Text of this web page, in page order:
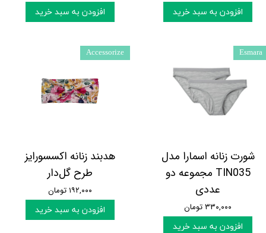
افزودن به سبد خرید افزودن به سبد خرید
شورت زنانه اسمارا مدل
TIN035 مجموعه دو
عددی
۳۳۰,۰۰۰ تومان
افزودن به سبد خرید
Esmara
هدبند زنانه اکسسورایز
طرح گل‌دار
۱۹۲,۰۰۰ تومان
افزودن به سبد خرید
Accessorize